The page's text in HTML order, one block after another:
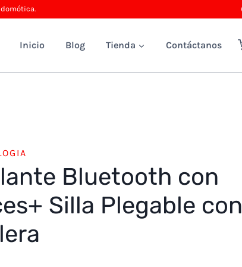
Inicio Blog Tienda Contáctanos
Bluetooth con
Silla Plegable con